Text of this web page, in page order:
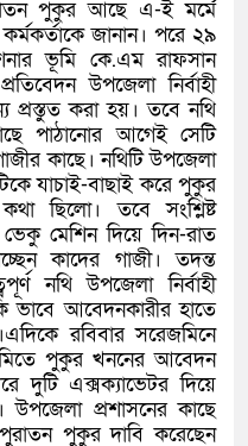
পুকুর আছে এ-ই মর্মে
জানান। পরে ২৯
ভূমি কে.এম রাফসান
উপজেলা নির্বাহী
প্রস্তুত করা হয়। তবে নথি
পাঠানোর আগেই সেটি
কাছে। নথিটি উপজেলা
যাচাই-বাছাই করে পুকুর
ছিলো। তবে সংশ্লিষ্ট
মেশিন দিয়ে দিন-রাত
কাদের গাজী। তদন্ত
নথি উপজেলা নির্বাহী
ভাবে আবেদনকারীর হাতে
রবিবার সরেজমিনে
পুকুর খননের আবেদন
দুটি এক্সক্যাভেটর দিয়ে
প্রশাসনের কাছে
পুকুর দাবি করেছেন